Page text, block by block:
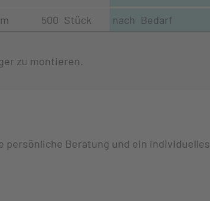
500 Stück nach Bedarf
zu montieren.
persönliche Beratung und ein individuelles